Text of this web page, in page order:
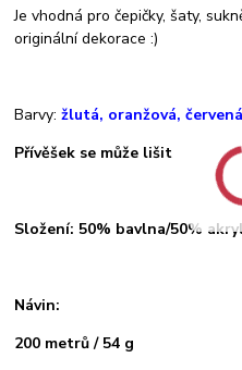
Je vhodná pro čepičky, šaty,
originální dekorace :)
Barvy:žlutá, oranžová, červená
Přívěšek se může lišit
Složení: 50% bavlna/50%
Návin:
200 metrů / 54 g